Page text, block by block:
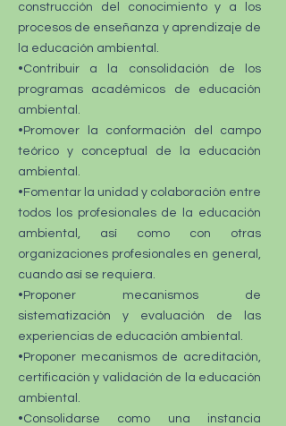
construcción del conocimiento y a los
procesos de enseñanza y aprendizaje de
la educación ambiental.
•Contribuir a la consolidación de los
programas académicos de educación
ambiental.
•Promover la conformación del campo
teórico y conceptual de la educación
ambiental.
•Fomentar la unidad y colaboración entre
todos los profesionales de la educación
ambiental, así como con otras
organizaciones profesionales en general,
cuando así se requiera.
•Proponer mecanismos de
sistematización y evaluación de las
experiencias de educación ambiental.
•Proponer mecanismos de acreditación,
certificación y validación de la educación
ambiental.
•Consolidarse como una instancia